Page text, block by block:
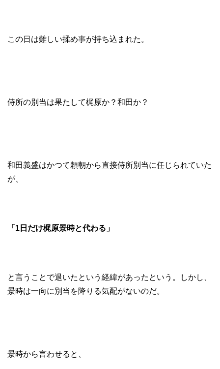
この日は難しい揉め事が持ち込まれた。
侍所の別当は果たして梶原か？和田か？
和田義盛はかつて頼朝から直接侍所別当に任じられていた
が、
「1日だけ梶原景時と代わる」
と言うことで退いたという経緯があったという。しかし、
景時は一向に別当を降りる気配がないのだ。
景時から言わせると、